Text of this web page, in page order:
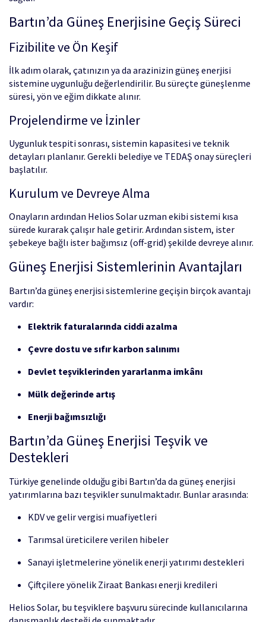
Bartın’da Güneş Enerjisine Geçiş Süreci
Fizibilite ve Ön Keşif
İlk adım olarak, çatınızın ya da arazinizin güneş enerjisi
sistemine uygunluğu değerlendirilir. Bu süreçte güneşlenme
süresi, yön ve eğim dikkate alınır.
Projelendirme ve İzinler
Uygunluk tespiti sonrası, sistemin kapasitesi ve teknik
detayları planlanır. Gerekli belediye ve TEDAŞ onay süreçleri
başlatılır.
Kurulum ve Devreye Alma
Onayların ardından Helios Solar uzman ekibi sistemi kısa
sürede kurarak çalışır hale getirir. Ardından sistem, ister
şebekeye bağlı ister bağımsız (off-grid) şekilde devreye alınır.
Güneş Enerjisi Sistemlerinin Avantajları
Bartın’da güneş enerjisi sistemlerine geçişin birçok avantajı
vardır:
Elektrik faturalarında ciddi azalma
Çevre dostu ve sıfır karbon salınımı
Devlet teşviklerinden yararlanma imkânı
Mülk değerinde artış
Enerji bağımsızlığı
Bartın’da Güneş Enerjisi Teşvik ve
Destekleri
Türkiye genelinde olduğu gibi Bartın’da da güneş enerjisi
yatırımlarına bazı teşvikler sunulmaktadır. Bunlar arasında:
KDV ve gelir vergisi muafiyetleri
Tarımsal üreticilere verilen hibeler
Sanayi işletmelerine yönelik enerji yatırımı destekleri
Çiftçilere yönelik Ziraat Bankası enerji kredileri
Helios Solar, bu teşviklere başvuru sürecinde kullanıcılarına